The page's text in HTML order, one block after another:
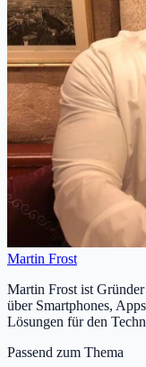
Martin Frost
Martin Frost ist
über Smartphones,
Lösungen für den
Passend zum Thema